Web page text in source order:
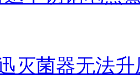
灭菌器无法